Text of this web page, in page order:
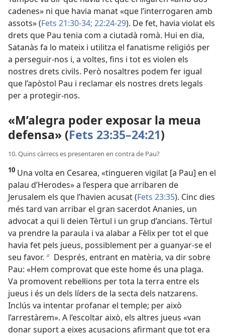
cadenes» ni que havia manat «que l’interrogaren amb
assots» (Fets 21:30-34; 22:24-29). De fet, havia violat els
drets que Pau tenia com a ciutadà romà. Hui en dia,
Satanàs fa lo mateix i utilitza el fanatisme religiós per
a perseguir-nos i, a voltes, fins i tot es violen els
nostres drets civils. Però nosaltres podem fer igual
que l’apòstol Pau i reclamar els nostres drets legals
per a protegir-nos.
«M’alegra poder exposar la meua
defensa» (Fets 23:35–24:21)
10. Quins càrrecs es presentaren en contra de Pau?
10 Una volta en Cesarea, «tingueren vigilat [a Pau] en el
palau d’Herodes» a l’espera que arribaren de
Jerusalem els que l’havien acusat (Fets 23:35). Cinc dies
més tard van arribar el gran sacerdot Ananies, un
advocat a qui li deien Tèrtul i un grup d’ancians. Tèrtul
va prendre la paraula i va alabar a Fèlix per tot el que
havia fet pels jueus, possiblement per a guanyar-se el
seu favor. b Després, entrant en matèria, va dir sobre
Pau: «Hem comprovat que este home és una plaga.
Va promovent rebel·lions per tota la terra entre els
jueus i és un dels líders de la secta dels natzarens.
Inclús va intentar profanar el temple; per això
l’arrestàrem». A l’escoltar això, els altres jueus «van
donar suport a eixes acusacions afirmant que tot era